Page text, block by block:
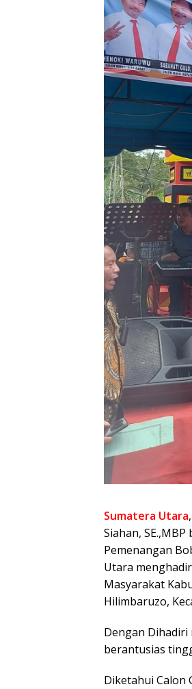
Sumatera Utara
Siahan,
Pemenangan
Utara
Masyarakat
Hilimbaruzo,
Dengan Dihadiri
berantusias
Diketahui Calon